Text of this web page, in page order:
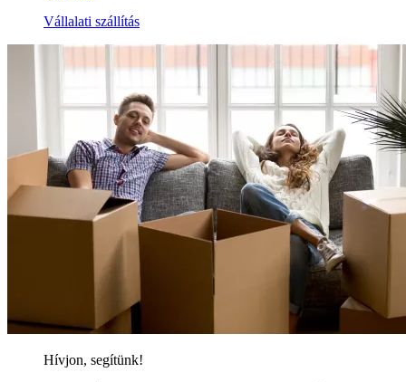
Vállalati szállítás
Hívjon, segítünk!